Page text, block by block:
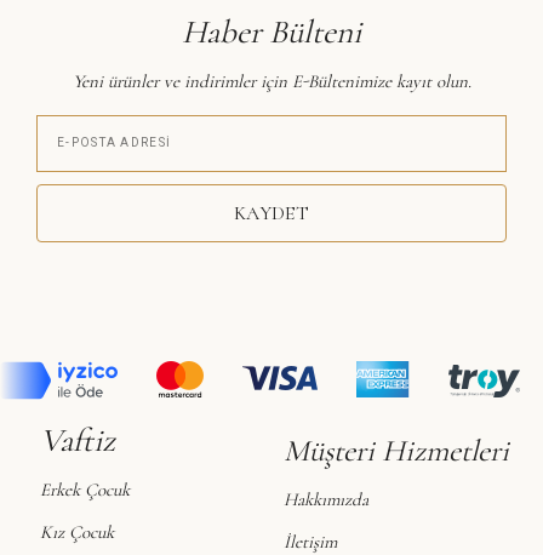
Haber Bülteni
Yeni ürünler ve indirimler için E-Bültenimize kayıt olun.
KAYDET
Vaftiz
Erkek Çocuk
Kız Çocuk
Müşteri Hizmetleri
Hakkımızda
İletişim